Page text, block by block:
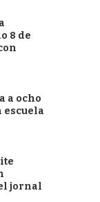
8 de
a ocho
jornal